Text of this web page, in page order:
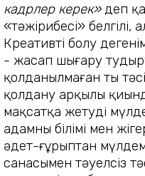
кадрлер керек»деп
«тәжі­рибесі» белгілі,
Креативті болу
- жасап шығару
қолданыл­маған тың
қолдану арқылы
мақсатқа жетудің
адамның білімі мен
әдет-ғұрыптан
санасымен тәуелсіз